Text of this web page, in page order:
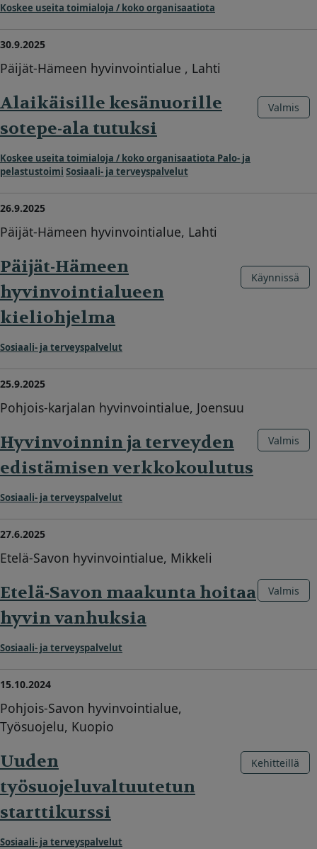
Koskee useita toimialoja / koko organisaatiota
30.9.2025
Päijät-Hämeen hyvinvointialue , Lahti
Alaikäisille kesänuorille
sotepe-ala tutuksi
Koskee useita toimialoja / koko organisaatiota Palo- ja
pelastustoimi Sosiaali- ja terveyspalvelut
Valmis
26.9.2025
Päijät-Hämeen hyvinvointialue, Lahti
Päijät-Hämeen
hyvinvointialueen
kieliohjelma
Sosiaali- ja terveyspalvelut
Käynnissä
25.9.2025
Pohjois-karjalan hyvinvointialue, Joensuu
Hyvinvoinnin ja terveyden
edistämisen verkkokoulutus
Sosiaali- ja terveyspalvelut
Valmis
27.6.2025
Etelä-Savon hyvinvointialue, Mikkeli
Etelä-Savon maakunta hoitaa
hyvin vanhuksia
Sosiaali- ja terveyspalvelut
Valmis
15.10.2024
Pohjois-Savon hyvinvointialue,
Työsuojelu, Kuopio
Uuden
työsuojeluvaltuutetun
starttikurssi
Sosiaali- ja terveyspalvelut
Kehitteillä